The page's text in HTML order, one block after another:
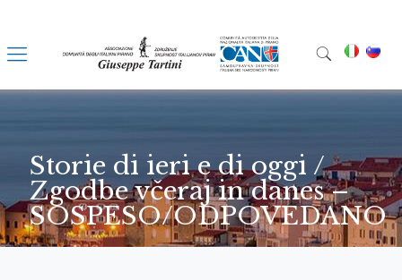
Storie di ieri e di oggi /
Zgodbe včeraj in danes –
SOSPESO/ODPOVEDANO